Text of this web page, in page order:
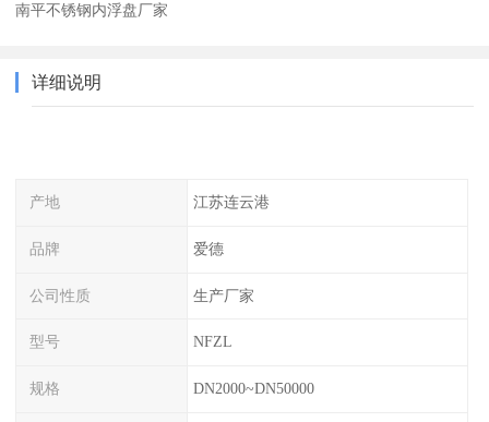
南平不锈钢内浮盘厂家
详细说明
产地 江苏连云港
品牌 爱德
公司性质 生产厂家
型号 NFZL
规格 DN2000~DN50000